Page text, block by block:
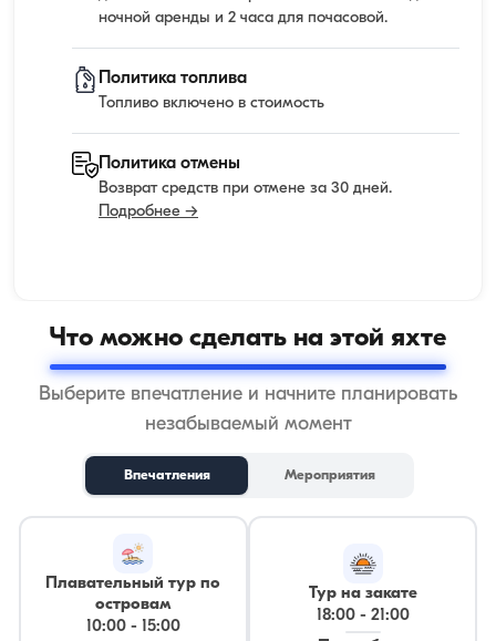
ночной аренды и 2 часа для почасовой.
Политика топлива
Топливо включено в стоимость
Политика отмены
Возврат средств при отмене за 30 дней.
Подробнее →
Что можно сделать на этой яхте
Выберите впечатление и начните планировать
незабываемый момент
Впечатления Мероприятия
Плавательный тур по
островам
10:00-
15:00
Тур на закате
18:00- 21:00